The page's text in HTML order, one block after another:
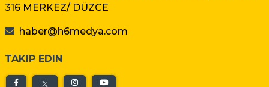
316 MERKEZ/ DÜZCE
haber@h6medya.com
TAKIP EDIN